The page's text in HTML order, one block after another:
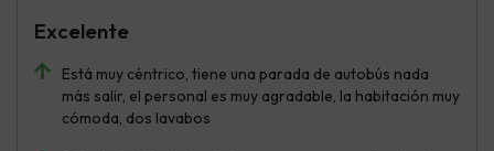
Está muy céntrico, tiene una parada de autobús nada
más salir, el personal es muy agradable, la habitación muy
cómoda, dos lavabos
Excelente